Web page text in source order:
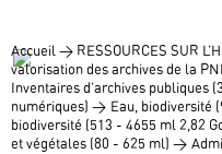
Accueil > RESSOURCES SUR
valorisation des archives de la
Inventaires d’archives publiques
numériques) > Eau, biodiversité
biodiversité (513 - 4655 ml 2,82
et végétales (80 - 625 ml) >